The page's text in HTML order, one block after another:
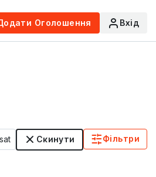
Оголошення Вхід
Скинути Фільтри